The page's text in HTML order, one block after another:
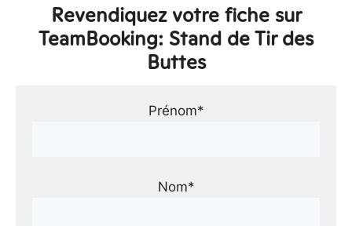
Revendiquez votre fiche sur
TeamBooking: Stand de Tir des
Buttes
Prénom*
Nom*